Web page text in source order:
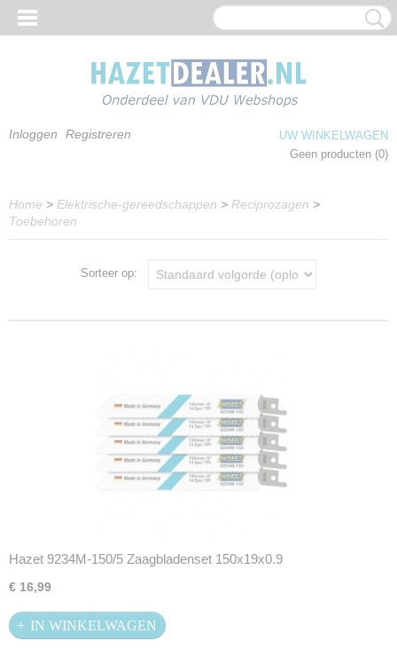
Inloggen Registreren
UW WINKELWAGEN
Geen producten (0)
Home > Elektrische-gereedschappen > Reciprozagen >
Toebehoren
Sorteer op:
Hazet 9234M-150/5 Zaagbladenset 150x19x0.9
€ 16,99
IN WINKELWAGEN